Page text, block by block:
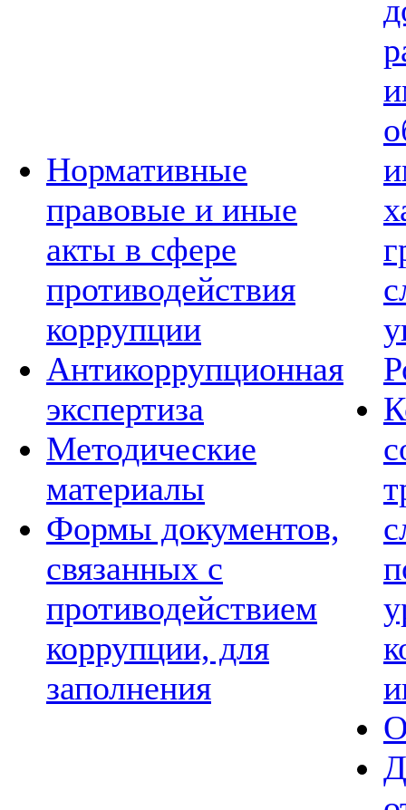
Нормативные
правовые и иные
акты в сфере
противодействия
коррупции
Антикоррупционная
экспертиза
Методические
материалы
Формы документов,
связанных с
противодействием
коррупции, для
заполнения